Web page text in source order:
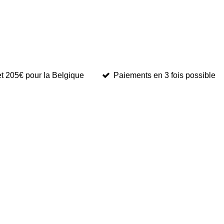
205€ pour la Belgique Paiements en 3 fois possible